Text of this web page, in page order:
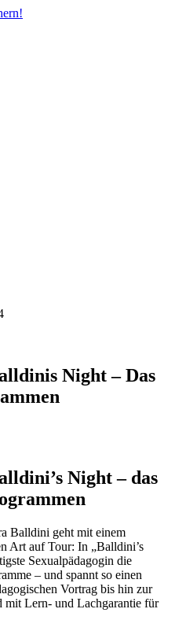
Night – Das
Night – das
Balldini geht mit einem
Art auf Tour: In „Balldini’s
Sexualpädagogin die
– und spannt so einen
Vortrag bis hin zur
mit Lern- und Lachgarantie für